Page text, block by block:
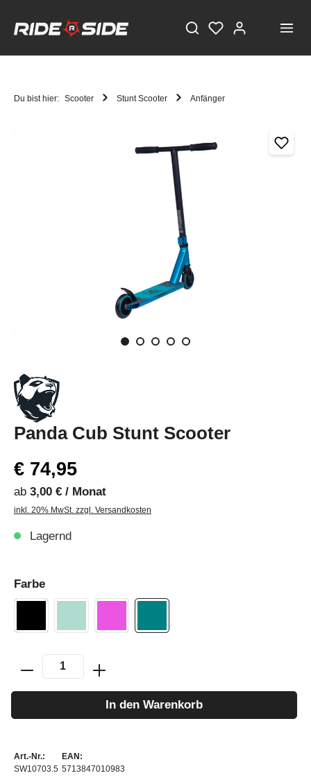
Du bist hier: Scooter Stunt Scooter Anfänger
Panda Cub Stunt Scooter
€ 74,95
ab 3,00 € / Monat
inkl. 20% MwSt. zzgl. Versandkosten
Lagernd
Farbe
In den Warenkorb
Art.-Nr.:
SW10703.5
EAN:
5713847010983